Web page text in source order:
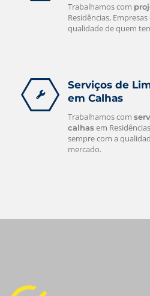
Trabalhamos com
Residências,
qualidade de quem
Serviços de
em Calhas
Trabalhamos com
calhasem
sempre com a
mercado.